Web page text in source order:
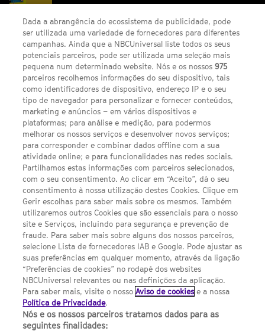
SEGUE-NOS
FACEBOOK
TWITTER
YOUTUBEINSTAGRAM
LINKS ÚTEIS
Escolhas de Anúncios
Política de privacidade
Termos E Condições
FILMES
UMA DIVISÃO DA NBCUNIVERSAL
Contact us by email: contact.SYFYPortugal@ncbuni.com
NBC Universal Global Networks España S.L.U. is wholly owned
Dada a abrangência do ecossistema de publicidade, pode
ser utilizada uma variedade de fornecedores para diferentes
campanhas. Ainda que a NBCUniversal liste todos os seus
potenciais parceiros, pode ser utilizada uma seleção mais
pequena num determinado website. Nós e os nossos975
parceiros recolhemos informações do seu dispositivo, tais
como identificadores de dispositivo, endereço IP e o seu
tipo de navegador para personalizar e fornecer conteúdos,
marketing e anúncios – em vários dispositivos e
plataformas; para análise e medição, para podermos
melhorar os nossos serviços e desenvolver novos serviços;
para corresponder e combinar dados offline com a sua
atividade online; e para funcionalidades nas redes sociais.
Partilhamos estas informações com parceiros selecionados,
com o seu consentimento. Ao clicar em “Aceito”, dá o seu
consentimento à nossa utilização destes Cookies. Clique em
Gerir escolhas para saber mais sobre os mesmos. Também
utilizaremos outros Cookies que são essenciais para o nosso
site e Serviços, incluindo para segurança e prevenção de
fraude. Para saber mais sobre alguns dos nossos parceiros,
selecione Lista de fornecedores IAB e Google. Pode ajustar as
suas preferências em qualquer momento, através da ligação
“Preferências de cookies” no rodapé dos websites
NBCUniversal relevantes ou nas definições da aplicação.
Para saber mais, visite o nossoAviso de cookies e a nossa
Política de Privacidade.
Nós e os nossos parceiros tratamos dados para as
seguintes finalidades: